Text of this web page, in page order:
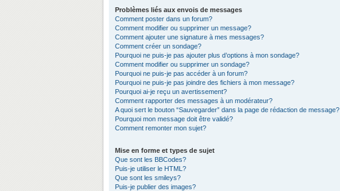
Problèmes liés aux envois de messages
Comment poster dans un forum?
Comment modifier ou supprimer un message?
Comment ajouter une signature à mes messages?
Comment créer un sondage?
Pourquoi ne puis-je pas ajouter plus d’options à mon sondage?
Comment modifier ou supprimer un sondage?
Pourquoi ne puis-je pas accéder à un forum?
Pourquoi ne puis-je pas joindre des fichiers à mon message?
Pourquoi ai-je reçu un avertissement?
Comment rapporter des messages à un modérateur?
A quoi sert le bouton “Sauvegarder” dans la page de rédaction de message?
Pourquoi mon message doit être validé?
Comment remonter mon sujet?
Mise en forme et types de sujet
Que sont les BBCodes?
Puis-je utiliser le HTML?
Que sont les smileys?
Puis-je publier des images?